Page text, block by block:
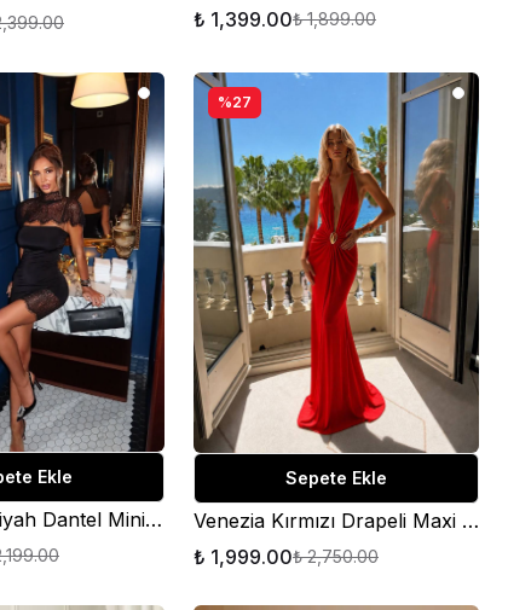
₺ 1,399.00₺ 1,899.00
Ekle
Noire Lace Siyah Dantel Mini Elbise
%27
Sepete Ekle
Venezia Kırmızı Drapeli Maxi Elbise
₺ 1,999.00₺ 2,750.00